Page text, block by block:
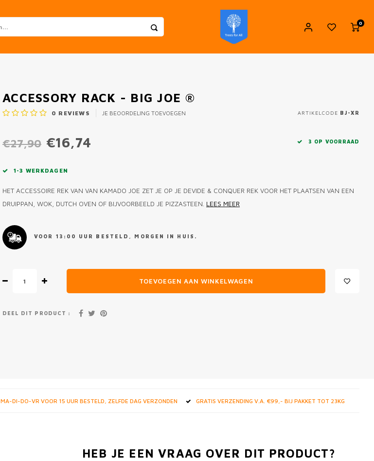
0
ACCESSORY RACK - BIG JOE ®
0 REVIEWS JE BEOORDELING TOEVOEGEN ARTIKELCODE BJ-XR
€27,90 €16,74 3 OP VOORRAAD
1-3 WERKDAGEN
HET ACCESSOIRE REK VAN VAN KAMADO JOE ZET JE OP JE DEVIDE & CONQUER REK VOOR HET PLAATSEN VAN EEN
DRUIPPAN, WOK, DUTCH OVEN OF BIJVOORBEELD JE PIZZASTEEN. LEES MEER
VOOR 13:00 UUR BESTELD, MORGEN IN HUIS.
TOEVOEGEN AAN WINKELWAGEN
DEEL DIT PRODUCT :
MA-DI-DO-VR VOOR 15 UUR BESTELD, ZELFDE DAG VERZONDEN GRATIS VERZENDING V.A. €99,- BIJ PAKKET TOT 23KG
HEB JE EEN VRAAG OVER DIT PRODUCT?